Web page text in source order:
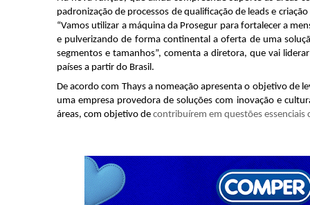
padronização de processos de qualificação de leads e
“Vamos utilizar a máquina da Prosegur para fortalecer a
e pulverizando de forma continental a oferta de uma
segmentos e tamanhos”, comenta a diretora, que vai
países a partir do Brasil.
De acordo com Thays a nomeação apresenta o objetivo de
uma empresa provedora de soluções com inovação e
áreas, com objetivo de contribuírem em questões essenciais